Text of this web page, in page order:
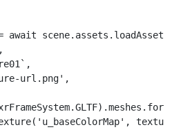
await
url.png',